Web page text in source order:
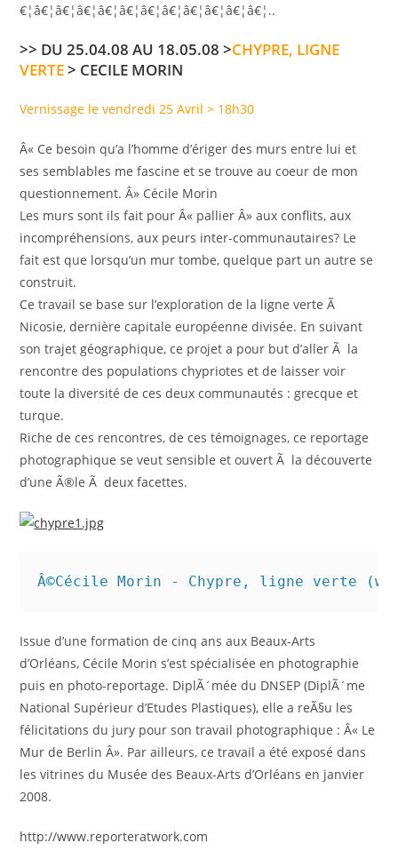
€¦â€¦â€¦â€¦â€¦â€¦â€¦â€¦â€¦â€¦â€¦â€¦..
>> DU 25.04.08 AU 18.05.08 >CHYPRE, LIGNE
VERTE> CECILE MORIN
Vernissage le vendredi 25 Avril > 18h30
Â« Ce besoin qu’a l’homme d’ériger des murs entre lui et
ses semblables me fascine et se trouve au coeur de mon
questionnement. Â» Cécile Morin
Les murs sont ils fait pour Â« pallier Â» aux conflits, aux
incompréhensions, aux peurs inter-communautaires? Le
fait est que lorsqu’un mur tombe, quelque part un autre se
construit.
Ce travail se base sur l’exploration de la ligne verte Ã
Nicosie, dernière capitale européenne divisée. En suivant
son trajet géographique, ce projet a pour but d’aller Ã la
rencontre des populations chypriotes et de laisser voir
toute la diversité de ces deux communautés : grecque et
turque.
Riche de ces rencontres, de ces témoignages, ce reportage
photographique se veut sensible et ouvert Ã la découverte
d’une Ã®le Ã deux facettes.
Â©Cécile Morin - Chypre, ligne verte
Issue d’une formation de cinq ans aux Beaux-Arts
d’Orléans, Cécile Morin s’est spécialisée en photographie
puis en photo-reportage. DiplÃ´mée du DNSEP (DiplÃ´me
National Supérieur d’Etudes Plastiques), elle a reÃ§u les
félicitations du jury pour son travail photographique : Â« Le
Mur de Berlin Â». Par ailleurs, ce travail a été exposé dans
les vitrines du Musée des Beaux-Arts d’Orléans en janvier
2008.
http://www.reporteratwork.com